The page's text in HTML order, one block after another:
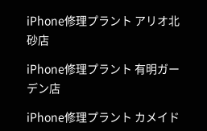
iPhone修理プラント アリオ北
砂店
iPhone修理プラント 有明ガー
デン店
iPhone修理プラント カメイド